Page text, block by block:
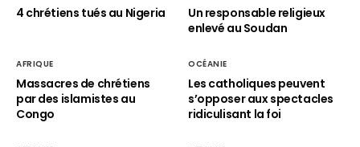
4 chrétiens tués au Nigeria
Un responsable religieux
enlevé au Soudan
AFRIQUE
Massacres de chrétiens
par des islamistes au
Congo
OCÉANIE
Les catholiques peuvent
s’opposer aux spectacles
ridiculisant la foi